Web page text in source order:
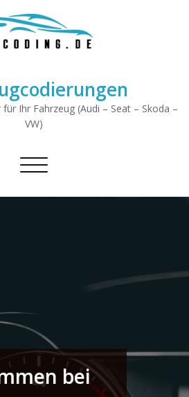
Ihr Fahrzeug (Audi – Seat – Skoda –
VW)
Schalte Navigation
bei